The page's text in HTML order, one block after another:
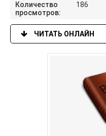
Количество
просмотров:
186
ЧИТАТЬ ОНЛАЙН